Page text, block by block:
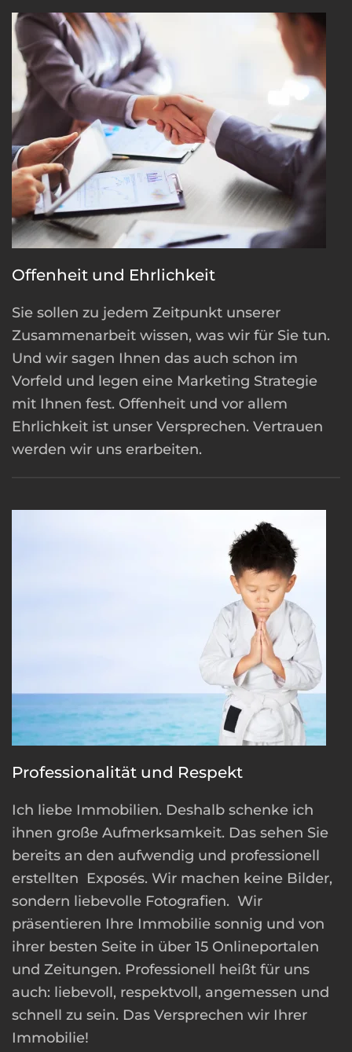
Offenheit und Ehrlichkeit
Sie sollen zu jedem Zeitpunkt unserer
Zusammenarbeit wissen, was wir für Sie tun.
Und wir sagen Ihnen das auch schon im
Vorfeld und legen eine Marketing Strategie
mit Ihnen fest. Offenheit und vor allem
Ehrlichkeit ist unser Versprechen. Vertrauen
werden wir uns erarbeiten.
Professionalität und Respekt
Ich liebe Immobilien. Deshalb schenke ich
ihnen große Aufmerksamkeit. Das sehen Sie
bereits an den aufwendig und professionell
erstellten Exposés. Wir machen keine Bilder,
sondern liebevolle Fotografien. Wir
präsentieren Ihre Immobilie sonnig und von
ihrer besten Seite in über 15 Onlineportalen
und Zeitungen. Professionell heißt für uns
auch: liebevoll, respektvoll, angemessen und
schnell zu sein. Das Versprechen wir Ihrer
Immobilie!